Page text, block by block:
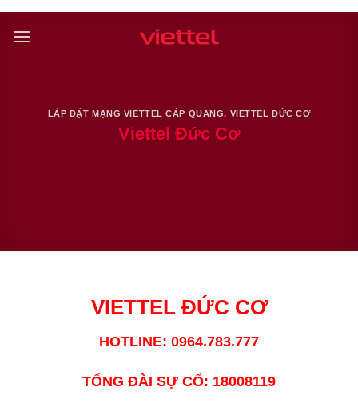
Skip
LẮP ĐẶT MẠNG VIETTEL CÁP QUANG, VIETTEL ĐỨC CƠ
Viettel Đức Cơ
VIETTEL ĐỨC CƠ
HOTLINE: 0964.783.777
TỔNG ĐÀI SỰ CỐ: 18008119